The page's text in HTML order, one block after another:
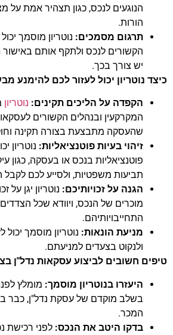
הנוגעים לנכס, כגון תצהיר אמת על
הורות.
תרגום מסמכים: נוטריון מוסמך
הקשורים לנכס ולתקף אותם באישור
יש צורך בכך.
כיצד נוטריון יכול לעזור לכם להימנע
הקפדה על הליכים תקינים: נוטריון
המקרקעין ובנהלים הקשורים
שהעסקה מתבצעת בצורה תקינה
זיהוי בעיות פוטנציאליות: נוטריון
פוטנציאליות בנכס או בעסקה, כגון
תביעות משפטיות, ולסייע לכם
הגנה על זכויותיכם: נוטריון יגן על
מוכרים של הנכס, ויוודא שכל
התחייבויותיהם.
מניעת הונאות: נוטריון מוסמך יכול
ולנקוט בצעדים למניעתם.
טיפים חשובים לביצוע עסקאות נדל"ן
היעזרו בנוטריון מוסמך: מומלץ
בשלב מוקדם של עסקת נדל"ן, כבר
המכר.
בדקו היטב את הנכס: לפני רכישת